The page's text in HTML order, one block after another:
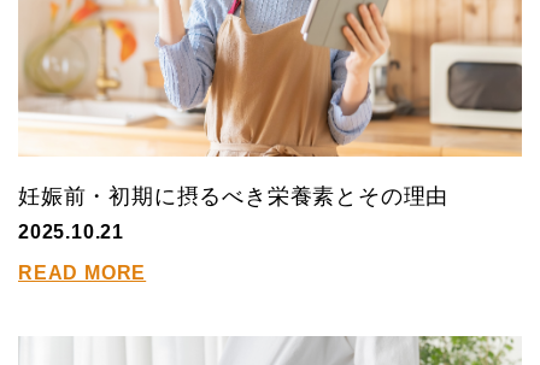
妊娠前・初期に摂るべき栄養素とその理由
2025.10.21
READ MORE